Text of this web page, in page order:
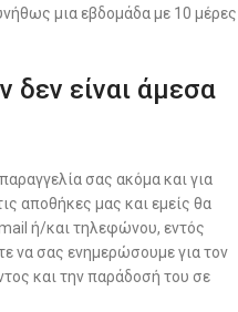
μια εβδομάδα με 10 μέρες
δεν είναι άμεσα
σας ακόμα και για
αποθήκες μας και εμείς θα
ή/και τηλεφώνου, εντός
να σας ενημερώσουμε για τον
και την παράδοσή του σε